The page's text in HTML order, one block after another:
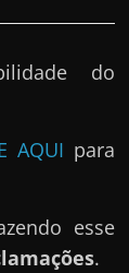
do
AQUI para
esse
.